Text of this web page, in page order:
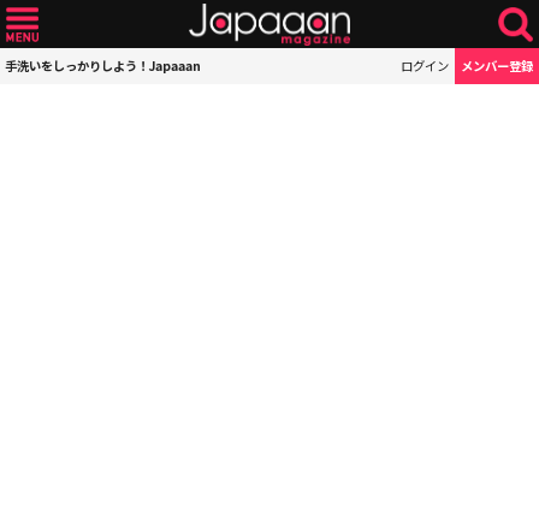
手洗いをしっかりしよう！Japaaan ログイン メンバー登録